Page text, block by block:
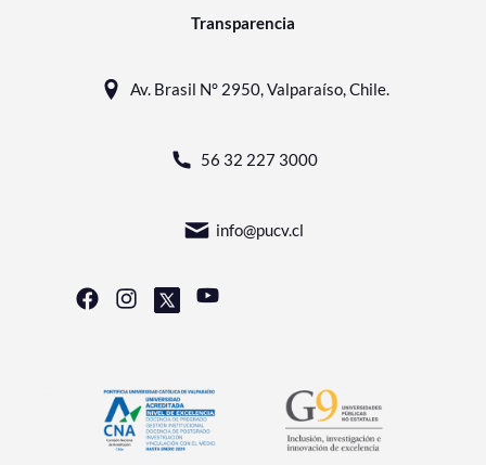
Transparencia
Av. Brasil N° 2950, Valparaíso, Chile.
56 32 227 3000
info@pucv.cl